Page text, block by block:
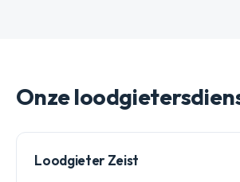
Onze
Loodgieter Zeist